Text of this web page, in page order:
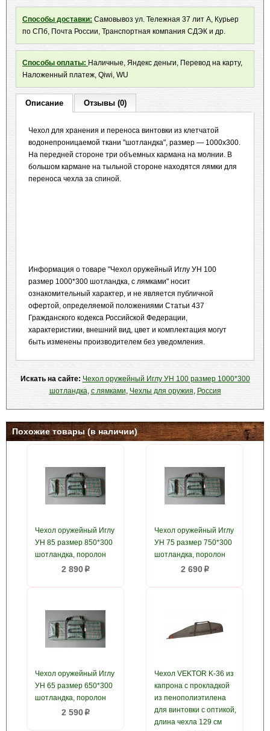
Способы доставки: Самовывоз ул. Тележная 37 лит А, Курьер
по СПб, Почта России, Транспортная компания СДЭК и др.
Способы оплаты: Наличные, Яндекс деньги, Перевод на карту,
Наложенный платеж, Qiwi, WU
Описание Отзывы (0)
Чехол для хранения и переноса винтовки из клетчатой
водонепроницаемой ткани "шотландка", размер — 1000х300.
На передней стороне три объемных кармана на молнии. В
большом кармане на тыльной стороне находятся лямки для
переноса чехла за спиной.
Информация о товаре "Чехол оружейный Иглу УН 100
размер 1000*300 шотландка, с лямками" носит
ознакомительный характер, и не является публичной
офертой, определяемой положениями Статьи 437
Гражданского кодекса Российской Федерации,
характеристики, внешний вид, цвет и комплектация могут
быть изменены производителем без уведомления.
Искать на сайте: Чехол оружейный Иглу УН 100 размер 1000*300
шотландка, с лямками, Чехлы для оружия, Россия
Похожие товары (в наличии)
Чехол оружейный Иглу
УН 85 размер 850*300
шотландка, поролон
2 890p
Чехол оружейный Иглу
УН 75 размер 750*300
шотландка, поролон
2 690p
Чехол оружейный Иглу
УН 65 размер 650*300
шотландка, поролон
2 590p
Чехол VEKTOR K-36 из
капрона с прокладкой
из пенополиэтилена
для винтовки с оптикой,
длина чехла 129 см